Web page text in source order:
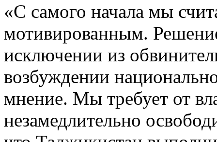
«С самого начала мы
мотивированным.
исключении из
возбуждении
мнение. Мы требует от
незамедлительно